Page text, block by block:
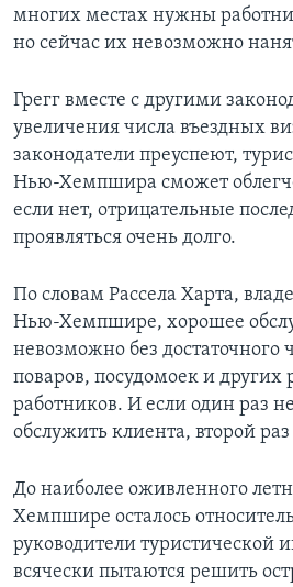
многих местах нужны
но сейчас их невозможно
Грегг вместе с другими
увеличения числа въездных
законодатели преуспеют,
Нью-Хемпшира сможет
если нет, отрицательные
проявляться очень долго.
По словам Рассела Харта,
Нью-Хемпшире, хорошее
невозможно без достаточного
поваров, посудомоек и других
работников. И если один раз
обслужить клиента, второй
До наиболее оживленного
Хемпшире осталось
руководители туристической
всячески пытаются решить